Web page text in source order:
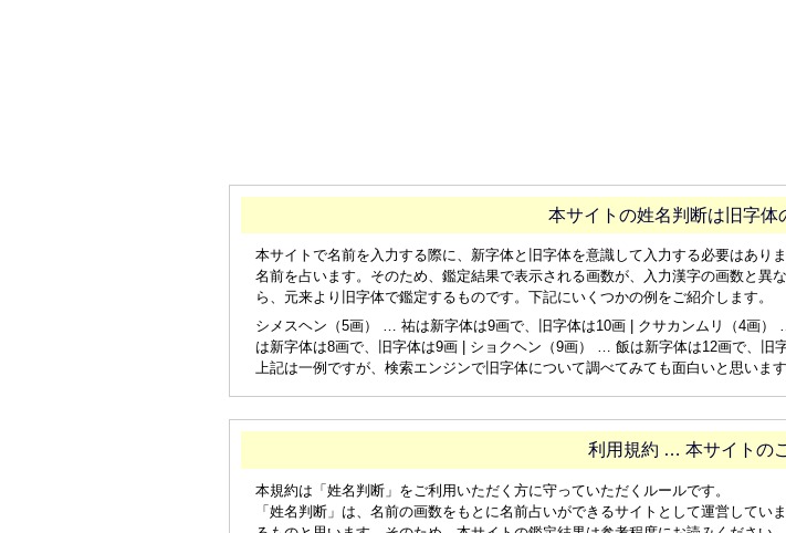
本サイトの姓名判断は旧字体
本サイトで名前を入力する際に、新字体と旧字体を意識して入力する必要はあり
名前を占います。そのため、鑑定結果で表示される画数が、入力漢字の画数と異
ら、元来より旧字体で鑑定するものです。下記にいくつかの例をご紹介します。
シメスヘン（5画） … 祐は新字体は9画で、旧字体は10画 | クサカンムリ（4画
は新字体は8画で、旧字体は9画 | ショクヘン（9画） … 飯は新字体は12画で、旧
上記は一例ですが、検索エンジンで旧字体について調べてみても面白いと思いま
利用規約 … 本サイトの
本規約は「姓名判断」をご利用いただく方に守っていただくルールです。
「姓名判断」は、名前の画数をもとに名前占いができるサイトとして運営して